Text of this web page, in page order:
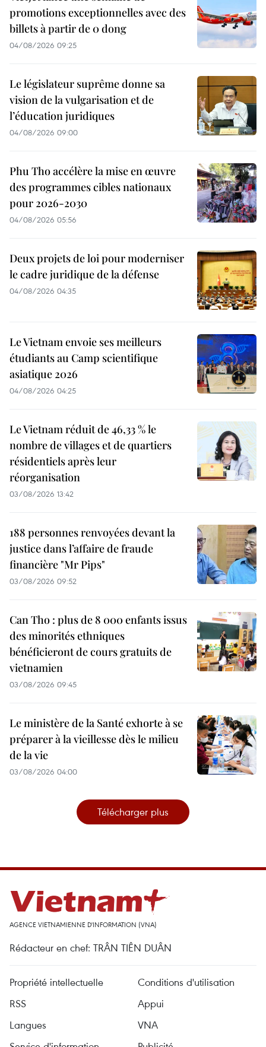
promotions exceptionnelles avec des
billets à partir de 0 dong
04/08/2026 09:25
Le législateur suprême donne sa
vision de la vulgarisation et de
l’éducation juridiques
04/08/2026 09:00
Phu Tho accélère la mise en œuvre
des programmes cibles nationaux
pour 2026-2030
04/08/2026 05:56
Deux projets de loi pour moderniser
le cadre juridique de la défense
04/08/2026 04:35
Le Vietnam envoie ses meilleurs
étudiants au Camp scientifique
asiatique 2026
04/08/2026 04:25
Le Vietnam réduit de 46,33 % le
nombre de villages et de quartiers
résidentiels après leur
réorganisation
03/08/2026 13:42
188 personnes renvoyées devant la
justice dans l’affaire de fraude
financière "Mr Pips"
03/08/2026 09:52
Can Tho : plus de 8 000 enfants issus
des minorités ethniques
bénéficieront de cours gratuits de
vietnamien
03/08/2026 09:45
Le ministère de la Santé exhorte à se
préparer à la vieillesse dès le milieu
de la vie
03/08/2026 04:00
Télécharger plus
AGENCE VIETNAMIENNE D'INFORMATION (VNA)
Rédacteur en chef: TRÂN TIÊN DUÂN
Propriété intellectuelle
Conditions d'utilisation
RSS
Appui
Langues
VNA